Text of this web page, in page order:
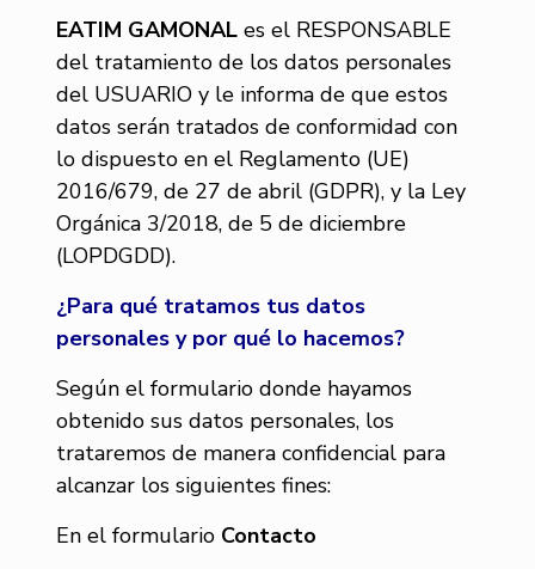
EATIM GAMONAL es el RESPONSABLE
del tratamiento de los datos personales
del USUARIO y le informa de que estos
datos serán tratados de conformidad con
lo dispuesto en el Reglamento (UE)
2016/679, de 27 de abril (GDPR), y la Ley
Orgánica 3/2018, de 5 de diciembre
(LOPDGDD).
¿Para qué tratamos tus datos
personales y por qué lo hacemos?
Según el formulario donde hayamos
obtenido sus datos personales, los
trataremos de manera confidencial para
alcanzar los siguientes fines:
En el formulario Contacto